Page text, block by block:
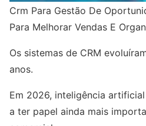
Crm Para Gestão De
Para Melhorar Vendas E
Os sistemas de CRM
anos.
Em 2026, inteligência
a ter papel ainda mais